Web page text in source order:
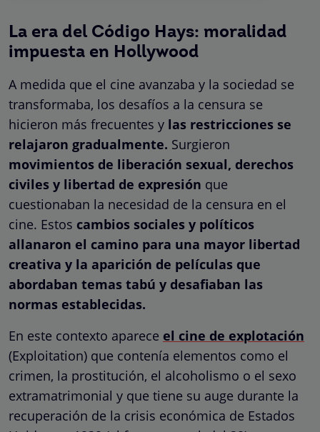
La era del Código Hays: moralidad
impuesta en Hollywood
A medida que el cine avanzaba y la sociedad se
transformaba, los desafíos a la censura se
hicieron más frecuentes y las restricciones se
relajaron gradualmente. Surgieron
movimientos de liberación sexual, derechos
civiles y libertad de expresión que
cuestionaban la necesidad de la censura en el
cine. Estos cambios sociales y políticos
allanaron el camino para una mayor libertad
creativa y la aparición de películas que
abordaban temas tabú y desafiaban las
normas establecidas.
En este contexto aparece el cine de explotación
(Exploitation) que contenía elementos como el
crimen, la prostitución, el alcoholismo o el sexo
extramatrimonial y que tiene su auge durante la
recuperación de la crisis económica de Estados